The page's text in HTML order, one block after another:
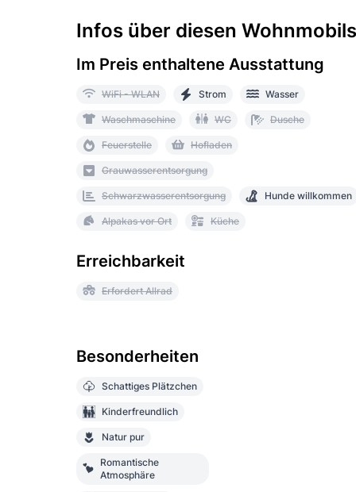
Infos über diesen
Im Preis enthaltene Ausstattung
WiFi - WLAN Strom Wasser
Waschmaschine WC Dusche
Feuerstelle Hofladen
Grauwasserentsorgung
Schwarzwasserentsorgung Hunde willkommen
Alpakas vor Ort Küche
Erreichbarkeit
Erfordert Allrad
Besonderheiten
Schattiges Plätzchen
Kinderfreundlich
Natur pur
Romantische
Atmosphäre